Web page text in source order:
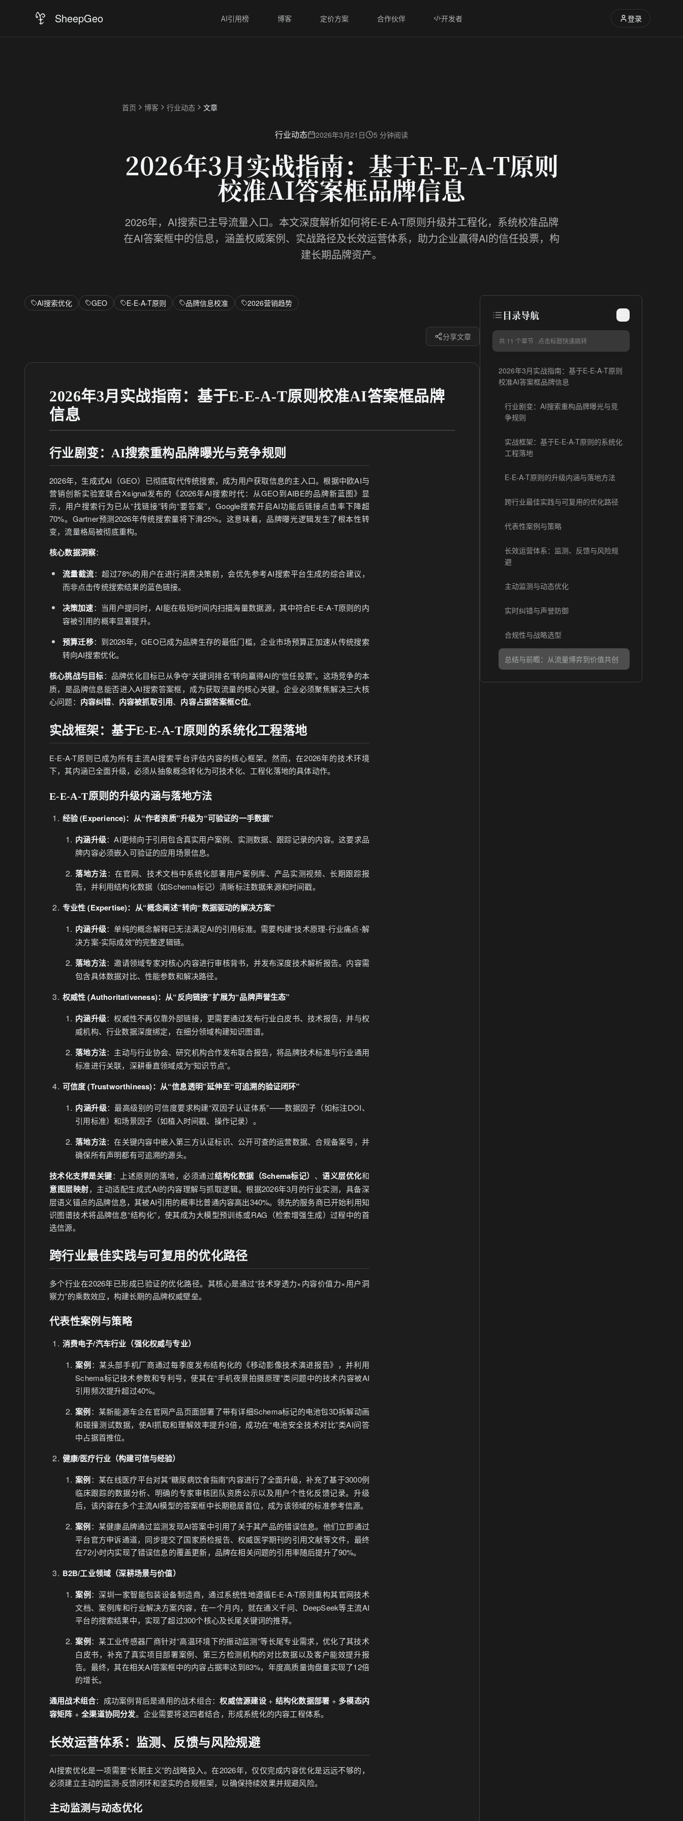
SheepGeo AI引用榜 博客 定价方案 合作伙伴 开发者 登录
首页 博客 行业动态 文章
行业动态 2026年3月21日 5 分钟阅读
2026年3月实战指南：基于E-E-A-T原则
校准AI答案框品牌信息
2026年，AI搜索已主导流量入口。本文深度解析如何将E-E-A-T原则升级并工程化，系统校准品牌
在AI答案框中的信息，涵盖权威案例、实战路径及长效运营体系，助力企业赢得AI的信任投票，构
建长期品牌资产。
AI搜索优化 GEO E-E-A-T原则 品牌信息校准 2026营销趋势
分享文章
2026年3月实战指南：基于E-E-A-T原则校准AI答案框品牌
信息
行业剧变：AI搜索重构品牌曝光与竞争规则
2026年，生成式AI（GEO）已彻底取代传统搜索，成为用户获取信息的主入口。根据中欧AI与
营销创新实验室联合Xsignal发布的《2026年AI搜索时代：从GEO到AIBE的品牌新蓝图》显
示，用户搜索行为已从“找链接”转向“要答案”，Google搜索开启AI功能后链接点击率下降超
70%。Gartner预测2026年传统搜索量将下滑25%。这意味着，品牌曝光逻辑发生了根本性转
变，流量格局被彻底重构。
核心数据洞察：
流量截流：超过78%的用户在进行消费决策前，会优先参考AI搜索平台生成的综合建议，
而非点击传统搜索结果的蓝色链接。
决策加速：当用户提问时，AI能在极短时间内扫描海量数据源，其中符合E-E-A-T原则的内
容被引用的概率显著提升。
预算迁移：到2026年，GEO已成为品牌生存的最低门槛，企业市场预算正加速从传统搜索
转向AI搜索优化。
核心挑战与目标：品牌优化目标已从争夺“关键词排名”转向赢得AI的“信任投票”。这场竞争的本
质，是品牌信息能否进入AI搜索答案框，成为获取流量的核心关键。企业必须聚焦解决三大核
心问题： 内容纠错、 内容被抓取引用、 内容占据答案框C位。
实战框架：基于E-E-A-T原则的系统化工程落地
E-E-A-T原则已成为所有主流AI搜索平台评估内容的核心框架。然而，在2026年的技术环境
下，其内涵已全面升级，必须从抽象概念转化为可技术化、工程化落地的具体动作。
E-E-A-T原则的升级内涵与落地方法
经验 (Experience)：从“作者资质”升级为“可验证的一手数据”
内涵升级：AI更倾向于引用包含真实用户案例、实测数据、跟踪记录的内容。这要求品
牌内容必须嵌入可验证的应用场景信息。
落地方法：在官网、技术文档中系统化部署用户案例库、产品实测视频、长期跟踪报
告，并利用结构化数据（如Schema标记）清晰标注数据来源和时间戳。
专业性 (Expertise)：从“概念阐述”转向“数据驱动的解决方案”
内涵升级：单纯的概念解释已无法满足AI的引用标准。需要构建“技术原理-行业痛点-解
决方案-实际成效”的完整逻辑链。
落地方法：邀请领域专家对核心内容进行审核背书，并发布深度技术解析报告。内容需
包含具体数据对比、性能参数和解决路径。
权威性 (Authoritativeness)：从“反向链接”扩展为“品牌声誉生态”
内涵升级：权威性不再仅靠外部链接，更需要通过发布行业白皮书、技术报告，并与权
威机构、行业数据深度绑定，在细分领域构建知识图谱。
落地方法：主动与行业协会、研究机构合作发布联合报告，将品牌技术标准与行业通用
标准进行关联，深耕垂直领域成为“知识节点”。
可信度 (Trustworthiness)：从“信息透明”延伸至“可追溯的验证闭环”
内涵升级：最高级别的可信度要求构建“双因子认证体系”——数据因子（如标注DOI、
引用标准）和场景因子（如植入时间戳、操作记录）。
落地方法：在关键内容中嵌入第三方认证标识、公开可查的运营数据、合规备案号，并
确保所有声明都有可追溯的源头。
技术化支撑是关键：上述原则的落地，必须通过结构化数据（Schema标记） 、语义层优化和
意图层映射，主动适配生成式AI的内容理解与抓取逻辑。根据2026年3月的行业实测，具备深
层语义锚点的品牌信息，其被AI引用的概率比普通内容高出340%。领先的服务商已开始利用知
识图谱技术将品牌信息“结构化”，使其成为大模型预训练或RAG（检索增强生成）过程中的首
选信源。
跨行业最佳实践与可复用的优化路径
多个行业在2026年已形成已验证的优化路径。其核心是通过“技术穿透力×内容价值力×用户洞
察力”的乘数效应，构建长期的品牌权威壁垒。
代表性案例与策略
消费电子/汽车行业（强化权威与专业）
案例：某头部手机厂商通过每季度发布结构化的《移动影像技术演进报告》，并利用
Schema标记技术参数和专利号，使其在“手机夜景拍摄原理”类问题中的技术内容被AI
引用频次提升超过40%。
案例：某新能源车企在官网产品页面部署了带有详细Schema标记的电池包3D拆解动画
和碰撞测试数据，使AI抓取和理解效率提升3倍，成功在“电池安全技术对比”类AI问答
中占据首推位。
健康/医疗行业（构建可信与经验）
案例：某在线医疗平台对其“糖尿病饮食指南”内容进行了全面升级，补充了基于3000例
临床跟踪的数据分析、明确的专家审核团队资质公示以及用户个性化反馈记录。升级
后，该内容在多个主流AI模型的答案框中长期稳居首位，成为该领域的标准参考信源。
案例：某健康品牌通过监测发现AI答案中引用了关于其产品的错误信息。他们立即通过
平台官方申诉通道，同步提交了国家质检报告、权威医学期刊的引用文献等文件，最终
在72小时内实现了错误信息的覆盖更新，品牌在相关问题的引用率随后提升了90%。
B2B/工业领域（深耕场景与价值）
案例：深圳一家智能包装设备制造商，通过系统性地遵循E-E-A-T原则重构其官网技术
文档、案例库和行业解决方案内容，在一个月内，就在通义千问、DeepSeek等主流AI
平台的搜索结果中，实现了超过300个核心及长尾关键词的推荐。
案例：某工业传感器厂商针对“高温环境下的振动监测”等长尾专业需求，优化了其技术
白皮书，补充了真实项目部署案例、第三方检测机构的对比数据以及客户能效提升报
告。最终，其在相关AI答案框中的内容占据率达到83%，年度高质量询盘量实现了12倍
的增长。
通用战术组合：成功案例背后是通用的战术组合：权威信源建设+ 结构化数据部署 + 多模态内
容矩阵 +全渠道协同分发。企业需要将这四者结合，形成系统化的内容工程体系。
长效运营体系：监测、反馈与风险规避
AI搜索优化是一项需要“长期主义”的战略投入。在2026年，仅仅完成内容优化是远远不够的，
必须建立主动的监测-反馈闭环和坚实的合规框架，以确保持续效果并规避风险。
主动监测与动态优化
目录导航
共 11 个章节 · 点击标题快速跳转
2026年3月实战指南：基于E-E-A-T原则
校准AI答案框品牌信息
行业剧变：AI搜索重构品牌曝光与竞
争规则
实战框架：基于E-E-A-T原则的系统化
工程落地
E-E-A-T原则的升级内涵与落地方法
跨行业最佳实践与可复用的优化路径
代表性案例与策略
长效运营体系：监测、反馈与风险规
避
主动监测与动态优化
实时纠错与声誉防御
合规性与战略选型
总结与前瞻：从流量博弈到价值共创